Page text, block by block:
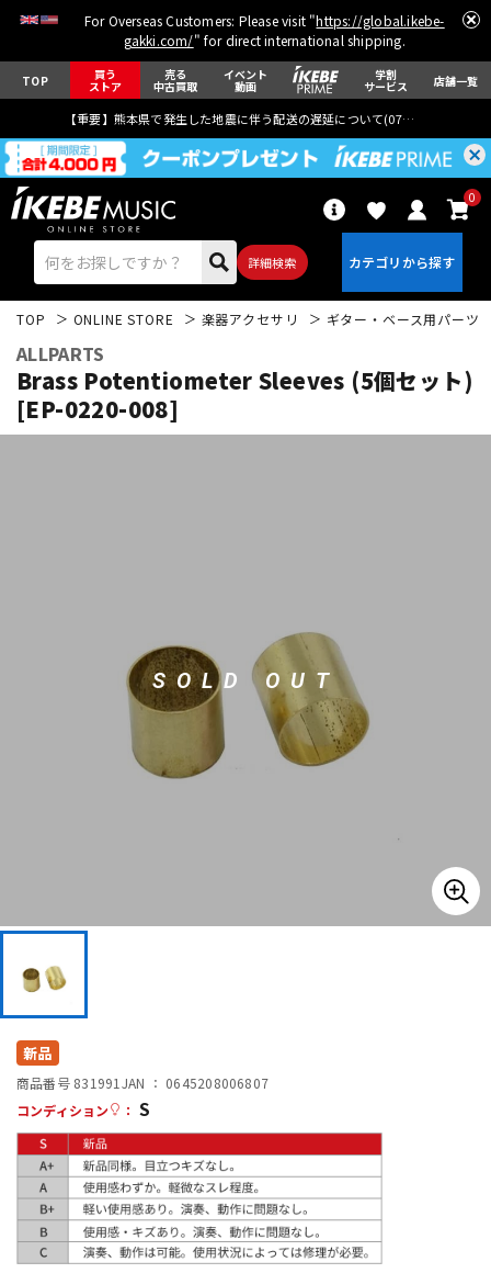
For Overseas Customers: Please visit "https://global.ikebe-
gakki.com/" for direct international shipping.
TOP 買う
ストア
売る
中古買取
イベント
動画
学割
サービス 店舗一覧
【重要】熊本県で発生した地震に伴う配送の遅延について(07月29日
詳細検索
0
キーボード 電子ピアノ
その他楽器
エフェクター
配信/ライブ機器
中古 ヴィンテージ
TOP ONLINE STORE 楽器アクセサリ ギター・ベース用パーツ
ALLPARTS
Brass Potentiometer Sleeves (5個セット)
[EP-0220-008]
SOLD OUT
新品
商品番号 831991 JAN ： 0645208006807
コンディション
： S